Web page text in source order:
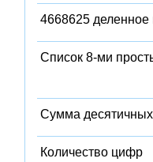
4668625 деленное
Список 8-ми
Сумма
Количество цифр